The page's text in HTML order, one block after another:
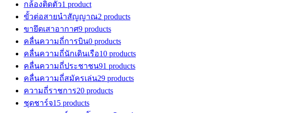
กล้องติดตัว1 product
ขั้วต่อสายนำสัญญาณ2 products
ขายึดเสาอากาศ9 products
คลื่นความถี่การบิน0 products
คลื่นความถี่นักเดินเรือ10 products
คลื่นความถี่ประชาชน91 products
คลื่นความถี่สมัครเล่น29 products
ความถี่ราชการ20 products
ชุดชาร์จ15 products